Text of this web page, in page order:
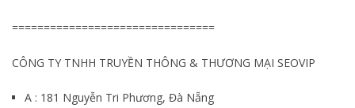
================================
CÔNG TY TNHH TRUYỀN THÔNG & THƯƠNG MẠI SEOVIP
A : 181 Nguyễn Tri Phương, Đà Nẵng